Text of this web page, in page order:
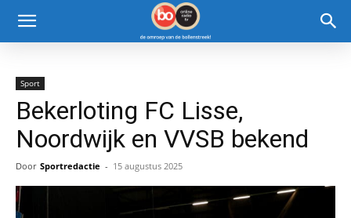
Sport
Bekerloting FC Lisse,
Noordwijk en VVSB bekend
Door Sportredactie - 15 augustus 2025